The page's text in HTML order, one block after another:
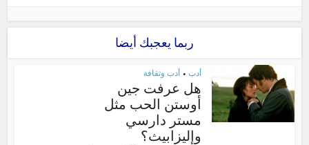
ربما يعجبك أيضا
أدب • أدب وثقافة
هل عرفت جين
أوستن الحب مثل
مستر دارسي
وإليزابيث؟